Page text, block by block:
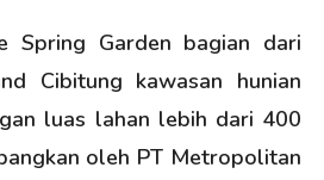
Spring Garden bagian dari
Cibitung kawasan hunian
luas lahan lebih dari 400
oleh PT Metropolitan